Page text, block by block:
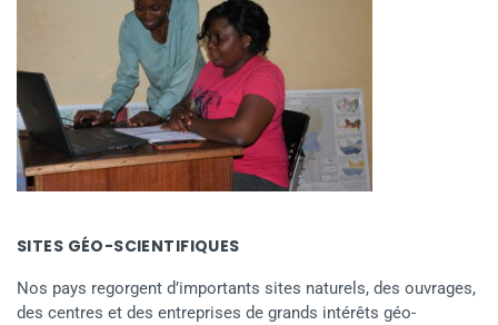
SITES GÉO-SCIENTIFIQUES
Nos pays regorgent d’importants sites naturels, des ouvrages,
des centres et des entreprises de grands intérêts géo-